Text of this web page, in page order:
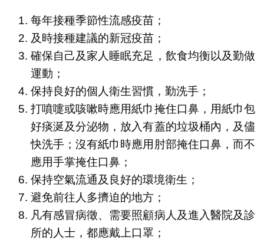
每年接種季節性流感疫苗；
及時接種建議的新冠疫苗；
確保自己及家人睡眠充足，飲食均衡以及勤做
運動；
保持良好的個人衛生習慣，勤洗手；
打噴嚏或咳嗽時應用紙巾掩住口鼻，用紙巾包
好痰涎及分泌物，放入有蓋的垃圾桶內，及儘
快洗手；沒有紙巾時應用肘部掩住口鼻，而不
應用手掌掩住口鼻；
保持空氣流通及良好的環境衛生；
避免前往人多擠迫的地方；
凡有感冒病徵、需要照顧病人及進入醫院及診
所的人士，都應戴上口罩；